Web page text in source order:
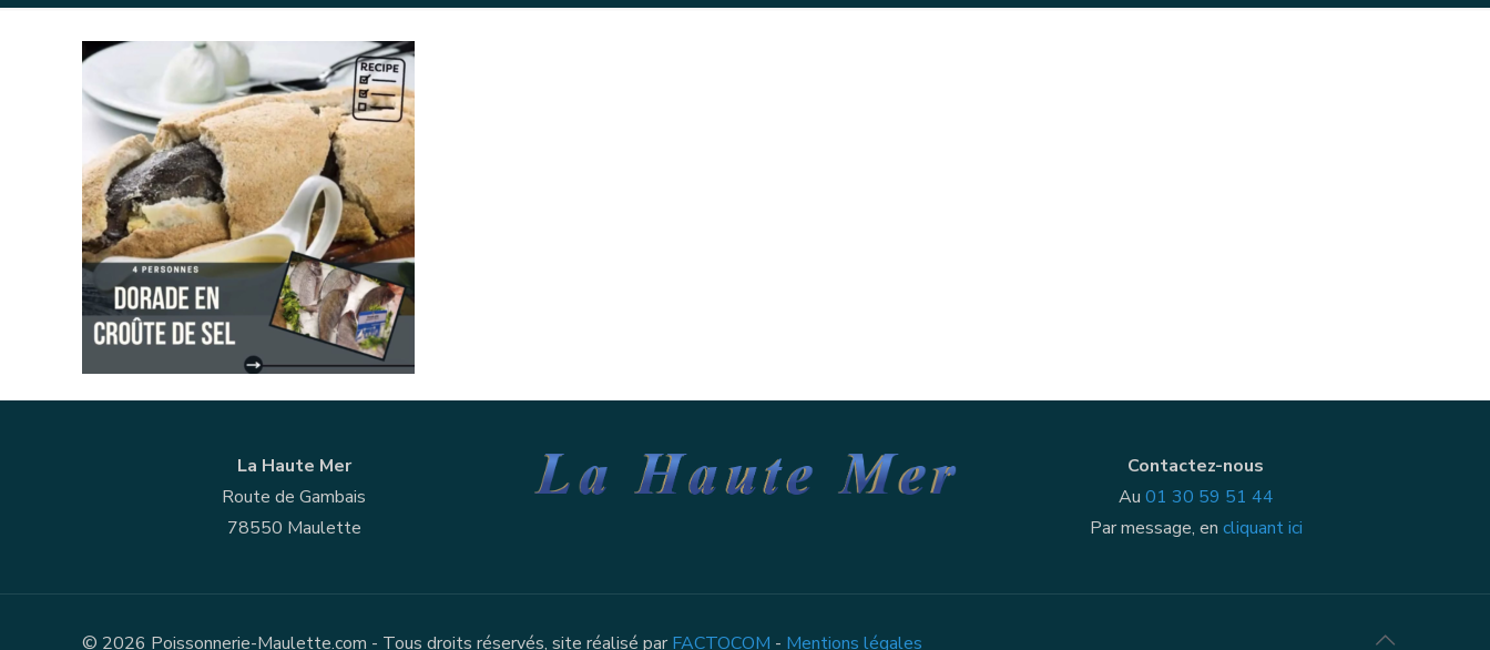
La Haute Mer
Route de Gambais
78550 Maulette
Contactez-nous
Au 01 30 59 51 44
Par message, en cliquant ici
© 2026 Poissonnerie-Maulette.com - Tous droits réservés, site réalisé parFACTOCOM - Mentions légales